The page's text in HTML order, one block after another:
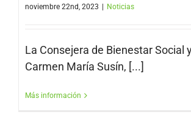
noviembre 22nd, 2023 Noticias
La Consejera de Bienestar Social
Carmen María Susín, [...]
Más información